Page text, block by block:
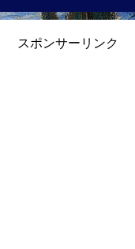
スポンサーリンク